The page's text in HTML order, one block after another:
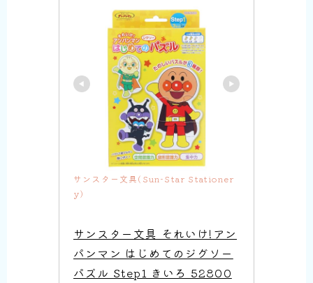
サンスター文具(Sun-Star Stationer
y)
サンスター文具 それいけ!アン
パンマン はじめてのジグソー
パズル Step1 きいろ 52800